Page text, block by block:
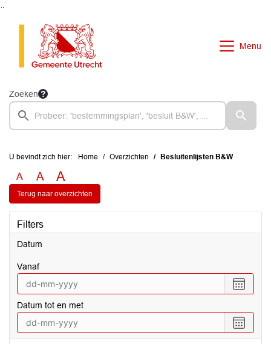
Menu
Zoeken
U bevindt zich hier: Home Overzichten Besluitenlijsten B&W
A A A
Terug naar overzichten
Filters
Datum
vanaf
een
vanaf
Datum tot en met
een